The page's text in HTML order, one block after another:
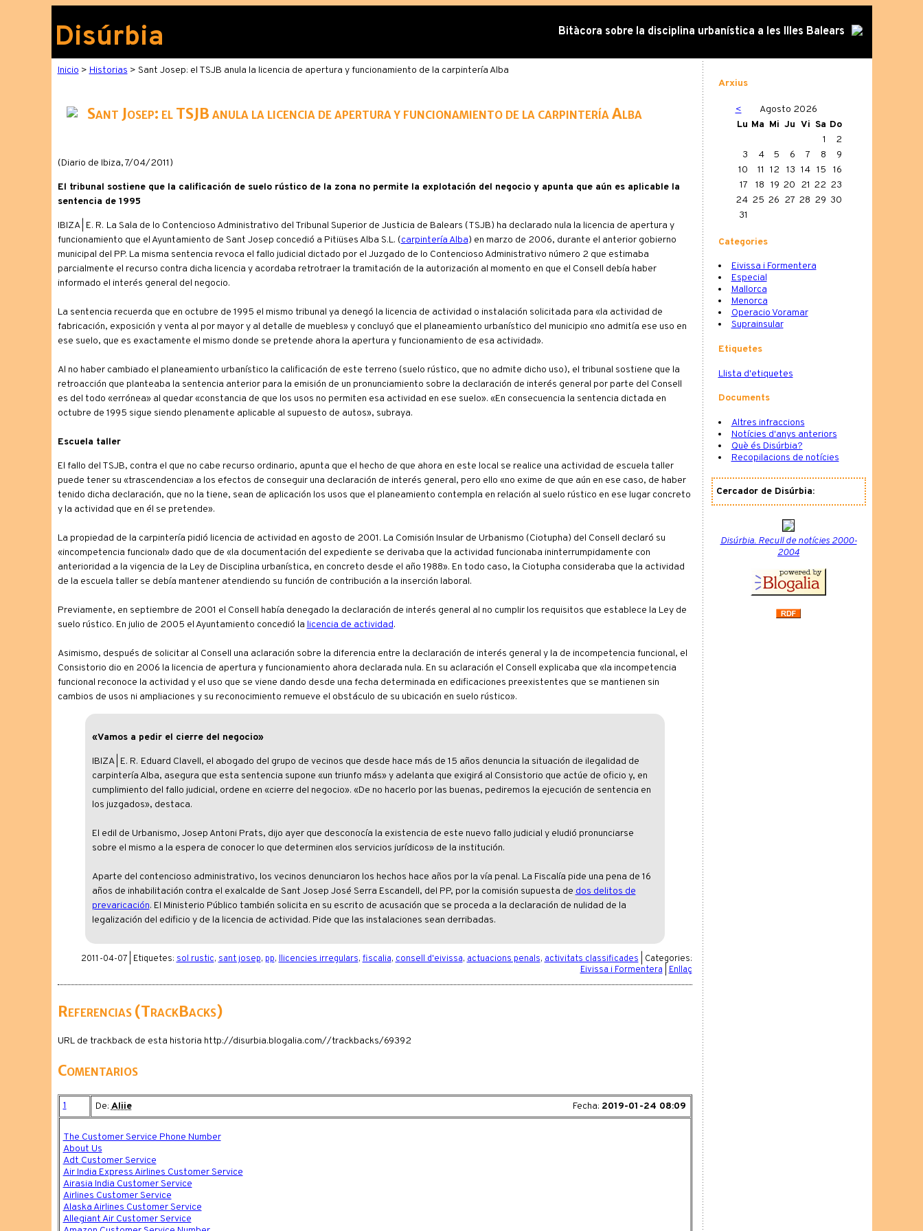
Disúrbia Bitàcora sobre la disciplina urbanística a les Illes Balears
Inicio > Historias > Sant Josep: el TSJB anula la licencia de apertura y funcionamiento de la carpintería Alba
Sant Josep: el TSJB anula la licencia de apertura y funcionamiento de la carpintería Alba
(Diario de Ibiza, 7/04/2011)
El tribunal sostiene que la calificación de suelo rústico de la zona no permite la explotación del negocio y apunta que aún es aplicable la
sentencia de 1995
IBIZA | E. R. La Sala de lo Contencioso Administrativo del Tribunal Superior de Justicia de Balears (TSJB) ha declarado nula la licencia de apertura y
funcionamiento que el Ayuntamiento de Sant Josep concedió a Pitiüses Alba S.L. (carpintería Alba) en marzo de 2006, durante el anterior gobierno
municipal del PP. La misma sentencia revoca el fallo judicial dictado por el Juzgado de lo Contencioso Administrativo número 2 que estimaba
parcialmente el recurso contra dicha licencia y acordaba retrotraer la tramitación de la autorización al momento en que el Consell debía haber
informado el interés general del negocio.
La sentencia recuerda que en octubre de 1995 el mismo tribunal ya denegó la licencia de actividad o instalación solicitada para «la actividad de
fabricación, exposición y venta al por mayor y al detalle de muebles» y concluyó que el planeamiento urbanístico del municipio «no admitía ese uso en
ese suelo, que es exactamente el mismo donde se pretende ahora la apertura y funcionamiento de esa actividad».
Al no haber cambiado el planeamiento urbanístico la calificación de este terreno (suelo rústico, que no admite dicho uso), el tribunal sostiene que la
retroacción que planteaba la sentencia anterior para la emisión de un pronunciamiento sobre la declaración de interés general por parte del Consell
es del todo «errónea» al quedar «constancia de que los usos no permiten esa actividad en ese suelo». «En consecuencia la sentencia dictada en
octubre de 1995 sigue siendo plenamente aplicable al supuesto de autos», subraya.
Escuela taller
El fallo del TSJB, contra el que no cabe recurso ordinario, apunta que el hecho de que ahora en este local se realice una actividad de escuela taller
puede tener su «trascendencia» a los efectos de conseguir una declaración de interés general, pero ello «no exime de que aún en ese caso, de haber
tenido dicha declaración, que no la tiene, sean de aplicación los usos que el planeamiento contempla en relación al suelo rústico en ese lugar concreto
y la actividad que en él se pretende».
La propiedad de la carpintería pidió licencia de actividad en agosto de 2001. La Comisión Insular de Urbanismo (Ciotupha) del Consell declaró su
«incompetencia funcional» dado que de «la documentación del expediente se derivaba que la actividad funcionaba ininterrumpidamente con
anterioridad a la vigencia de la Ley de Disciplina urbanística, en concreto desde el año 1988». En todo caso, la Ciotupha consideraba que la actividad
de la escuela taller se debía mantener atendiendo su función de contribución a la inserción laboral.
Previamente, en septiembre de 2001 el Consell había denegado la declaración de interés general al no cumplir los requisitos que establece la Ley de
suelo rústico. En julio de 2005 el Ayuntamiento concedió la licencia de actividad.
Asimismo, después de solicitar al Consell una aclaración sobre la diferencia entre la declaración de interés general y la de incompetencia funcional, el
Consistorio dio en 2006 la licencia de apertura y funcionamiento ahora declarada nula. En su aclaración el Consell explicaba que «la incompetencia
funcional reconoce la actividad y el uso que se viene dando desde una fecha determinada en edificaciones preexistentes que se mantienen sin
cambios de usos ni ampliaciones y su reconocimiento remueve el obstáculo de su ubicación en suelo rústico».
«Vamos a pedir el cierre del negocio»
IBIZA | E. R. Eduard Clavell, el abogado del grupo de vecinos que desde hace más de 15 años denuncia la situación de ilegalidad de
carpintería Alba, asegura que esta sentencia supone «un triunfo más» y adelanta que exigirá al Consistorio que actúe de oficio y, en
cumplimiento del fallo judicial, ordene en «cierre del negocio». «De no hacerlo por las buenas, pediremos la ejecución de sentencia en
los juzgados», destaca.
El edil de Urbanismo, Josep Antoni Prats, dijo ayer que desconocía la existencia de este nuevo fallo judicial y eludió pronunciarse
sobre el mismo a la espera de conocer lo que determinen «los servicios jurídicos» de la institución.
Aparte del contencioso administrativo, los vecinos denunciaron los hechos hace años por la vía penal. La Fiscalía pide una pena de 16
años de inhabilitación contra el exalcalde de Sant Josep José Serra Escandell, del PP, por la comisión supuesta de dos delitos de
prevaricación. El Ministerio Público también solicita en su escrito de acusación que se proceda a la declaración de nulidad de la
legalización del edificio y de la licencia de actividad. Pide que las instalaciones sean derribadas.
2011-04-07 | Etiquetes: sol rustic, sant josep, pp, llicencies irregulars, fiscalia, consell d'eivissa, actuacions penals, activitats classificades | Categories:
Eivissa i Formentera
Enllaç
Referencias (TrackBacks)
URL de trackback de esta historia http://disurbia.blogalia.com//trackbacks/69392
Comentarios
1 De: Aliie Fecha: 2019-01-24 08:09
The Customer Service Phone Number
About Us
Adt Customer Service
Air India Express Airlines Customer Service
Airasia India Customer Service
Airlines Customer Service
Alaska Airlines Customer Service
Allegiant Air Customer Service
Arxius
<
Agosto 2026
Lu Ma Mi Ju Vi Sa Do
1
2
3
4 5 6 7 8
9
10
11 12 13 14 15
16
17
18 19 20 21 22 23
24 25 26 27 28 29 30
31
Categories
Eivissa i Formentera
Especial
Mallorca
Menorca
Operacio Voramar
Suprainsular
Etiquetes
Llista d'etiquetes
Documents
Altres infraccions
Notícies d'anys anteriors
Què és Disúrbia?
Recopilacions de notícies
Cercador de Disúrbia:
Disúrbia. Recull de notícies 2000-
2004